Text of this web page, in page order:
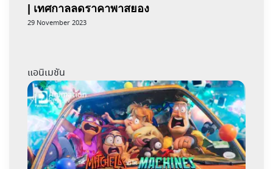
| เทศกาลลดราคาพาสยอง
29 November 2023
แอนิเมชัน